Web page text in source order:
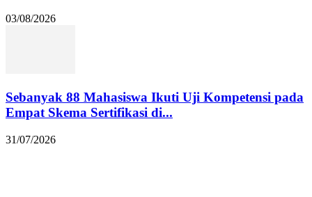
03/08/2026
Sebanyak 88 Mahasiswa Ikuti Uji Kompetensi pada
Empat Skema Sertifikasi di...
31/07/2026